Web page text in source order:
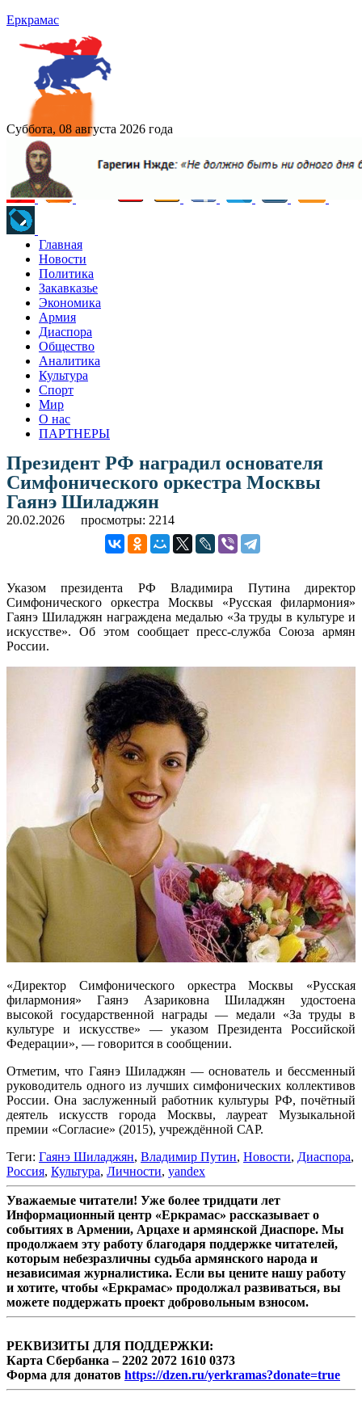
Еркрамас
Суббота, 08 августа 2026 года
Главная
Новости
Политика
Закавказье
Экономика
Армия
Диаспора
Общество
Аналитика
Культура
Спорт
Мир
О нас
ПАРТНЕРЫ
Президент РФ наградил основателя
Симфонического оркестра Москвы
Гаянэ Шиладжян
20.02.2026 просмотры: 2214
Указом президента РФ Владимира Путина директор
Симфонического оркестра Москвы «Русская филармония»
Гаянэ Шиладжян награждена медалью «За труды в культуре и
искусстве». Об этом сообщает пресс-служба Союза армян
России.
«Директор Симфонического оркестра Москвы «Русская
филармония» Гаянэ Азариковна Шиладжян удостоена
высокой государственной награды — медали «За труды в
культуре и искусстве» — указом Президента Российской
Федерации», — говорится в сообщении.
Отметим, что Гаянэ Шиладжян — основатель и бессменный
руководитель одного из лучших симфонических коллективов
России. Она заслуженный работник культуры РФ, почётный
деятель искусств города Москвы, лауреат Музыкальной
премии «Согласие» (2015), учреждённой САР.
Теги: Гаянэ Шиладжян, Владимир Путин, Новости, Диаспора,
Россия, Культура, Личности, yandex
Уважаемые читатели! Уже более тридцати лет
Информационный центр «Еркрамас» рассказывает о
событиях в Армении, Арцахе и армянской Диаспоре. Мы
продолжаем эту работу благодаря поддержке читателей,
которым небезразличны судьба армянского народа и
независимая журналистика. Если вы цените нашу работу
и хотите, чтобы «Еркрамас» продолжал развиваться, вы
можете поддержать проект добровольным взносом.
РЕКВИЗИТЫ ДЛЯ ПОДДЕРЖКИ:
Карта Сбербанка – 2202 2072 1610 0373
Форма для донатов https://dzen.ru/yerkramas?donate=true